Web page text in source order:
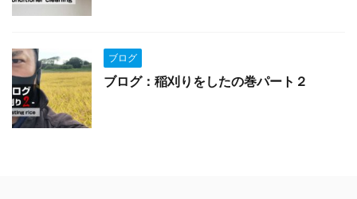
ブログ
ブログ：稲刈りをしたの巻パート２